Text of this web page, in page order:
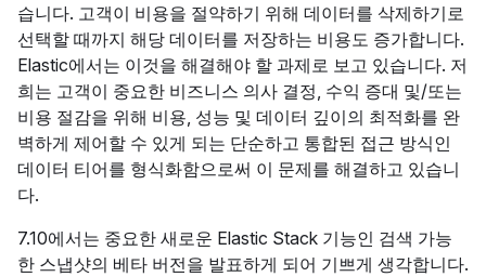
습니다. 고객이 비용을 절약하기 위해 데이터를 삭제하기로
선택할 때까지 해당 데이터를 저장하는 비용도 증가합니다.
Elastic에서는 이것을 해결해야 할 과제로 보고 있습니다. 저
희는 고객이 중요한 비즈니스 의사 결정, 수익 증대 및/또는
비용 절감을 위해 비용, 성능 및 데이터 깊이의 최적화를 완
벽하게 제어할 수 있게 되는 단순하고 통합된 접근 방식인
데이터 티어를 형식화함으로써 이 문제를 해결하고 있습니
다.
7.10에서는 중요한 새로운 Elastic Stack 기능인 검색 가능
한 스냅샷의 베타 버전을 발표하게 되어 기쁘게 생각합니다.